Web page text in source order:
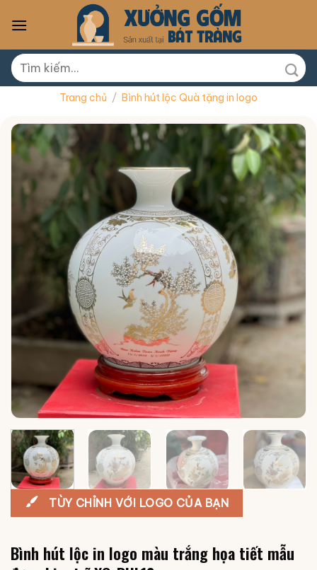
Tìm
kiếm:
Trang chủ / Bình hút lộc Quà tặng in logo
TÙY CHỈNH VỚI LOGO CỦA BẠN
Bình hút lộc in logo màu trắng họa tiết mẫu